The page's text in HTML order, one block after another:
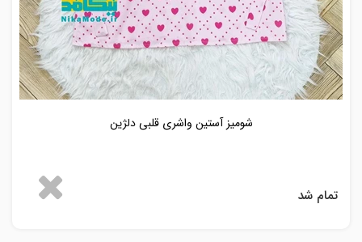
شومیز آستین واشری قلبی دلژین
تمام شد